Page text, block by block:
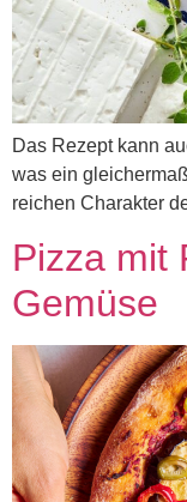
Das Rezept kann
was ein
reichen Charakter
Pizza mit
Gemüse